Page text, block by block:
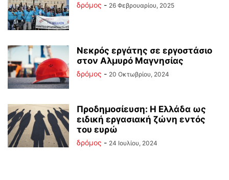
δρόμος - 26 Φεβρουαρίου, 2025
Νεκρός εργάτης σε εργοστάσιο
στον Αλμυρό Μαγνησίας
δρόμος - 20 Οκτωβρίου, 2024
Προδημοσίευση: Η Ελλάδα ως
ειδική εργασιακή ζώνη εντός
του ευρώ
δρόμος - 24 Ιουλίου, 2024